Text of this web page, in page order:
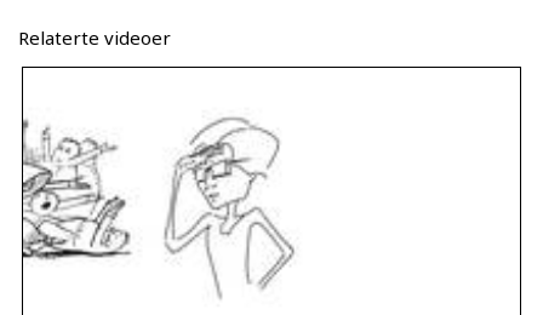
Relaterte videoer